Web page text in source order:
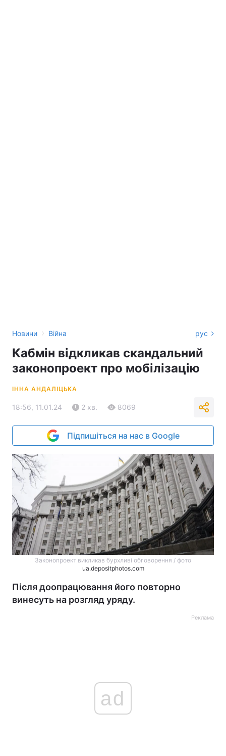
Новини › Війна рус
Кабмін відкликав скандальний
законопроект про мобілізацію
ІННА АНДАЛІЦЬКА
18:56, 11.01.24 2 хв. 8069
Підпишіться на нас в Google
Законопроект викликав бурхливі обговорення / фото
ua.depositphotos.com
Після доопрацювання його повторно
винесуть на розгляд уряду.
Реклама
ad